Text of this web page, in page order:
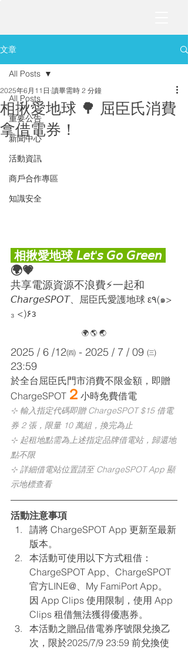
文章
All Posts
重要公告
新聞中心
活動資訊
商戶合作專區
知識安全
All Posts
相揪愛地球 🌳 屈臣氏消費
拿借電券！
2025年6月11日 讀畢需時 2 分鐘
相揪愛地球 𝘓𝘦𝘵'𝘴 𝘎𝘰 𝘎𝘳𝘦𝘦𝘯
🌍💗
共享電源資源不浪費⚡️一起和
𝘊𝘩𝘢𝘳𝘨𝘦𝘚𝘗𝘖𝘛、屈臣氏愛護地球 ε٩(๑>
₃ <)۶з
🌍 🌎 🌏
2025 / 6 /12㈣ - 2025 / 7 / 09 ㈢
23:59
於全台屈臣氏門市消費不限金額，即贈
ChargeSPOT ２ 小時免費借電
⊹ 輸入指定代碼即贈 ChargeSPOT $15 借電
券 2 張，限量 10 萬組，換完為止
⊹ 起租地點需為上述指定品牌借電站，歸還地
點不限
⊹ 詳細借電站位置請至 ChargeSPOT App 顯
示地標查看
活動注意事項
請將 ChargeSPOT App 更新至最新
版本。
本活動可使用以下方式租借：
ChargeSPOT App、ChargeSPOT
官方LINE@、My FamiPort App。
因 App Clips 使用限制，使用 App
Clips 租借無法獲得優惠券。
本活動之贈品借電券序號限兌換乙
次，限於2025/7/9 23:59 前兌換使